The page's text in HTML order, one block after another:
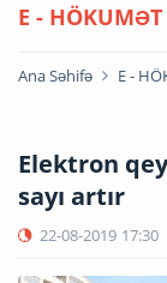
E - HÖKUMƏT
Ana Səhifə E -
Elektron
sayı artır
22-08-2019 17:30